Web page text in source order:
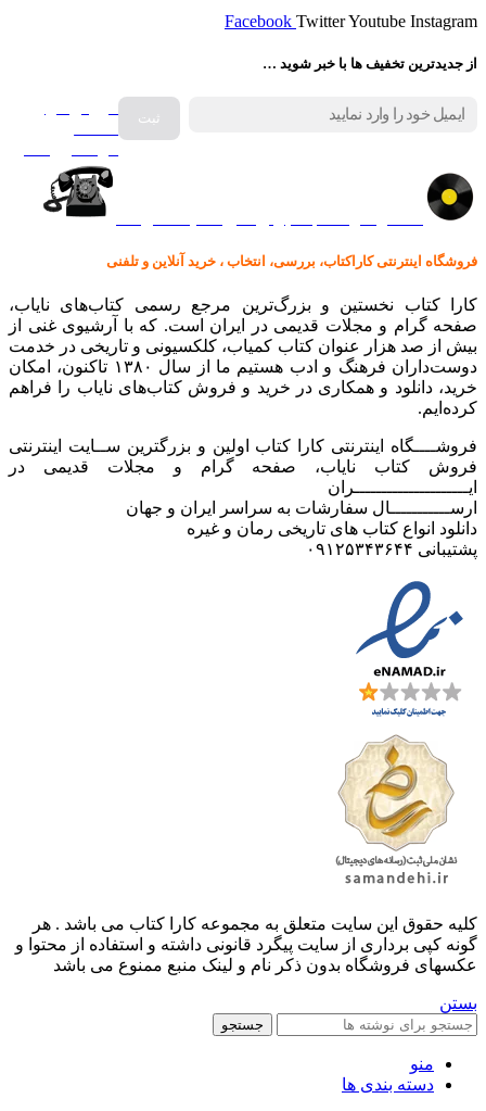
Facebook TwitterYoutube Instagram
از جدیدترین تخفیف ها با خبر شوید …
فروش انواع
فروشگاه اینترنتی کاراکتاب، بررسی، انتخاب ، خرید آنلاین و تلفنی
کارا کتاب نخستین و بزرگ‌ترین مرجع رسمی کتاب‌های نایاب،
صفحه گرام و مجلات قدیمی در ایران است. که با آرشیوی غنی از
بیش از صد هزار عنوان کتاب کمیاب، کلکسیونی و تاریخی در خدمت
دوست‌داران فرهنگ و ادب هستیم ما از سال ۱۳۸۰ تاکنون، امکان
خرید، دانلود و همکاری در خرید و فروش کتاب‌های نایاب را فراهم
کرده‌ایم.
فروشــــگاه اینترنتی کارا کتاب اولین و بزرگترین ســایت اینترنتی
فروش کتاب نایاب، صفحه گرام و مجلات قدیمی در
ایـــــــــــــــــــــران
ارســـــــــــال سفارشات به سراسر ایران و جهان
دانلود انواع کتاب های تاریخی رمان و غیره
پشتیبانی ۰۹۱۲۵۳۴۳۶۴۴
کليه حقوق اين سايت متعلق به مجموعه کارا کتاب می باشد . هر
گونه کپی برداری از سایت پیگرد قانونی داشته و استفاده از محتوا و
عکسهای فروشگاه بدون ذکر نام و لینک منبع ممنوع می باشد
بستن
جستجو
منو
دسته بندی ها